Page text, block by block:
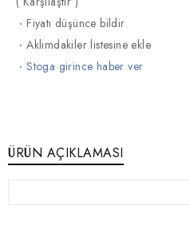
·Fiyatı düşünce bildir
·Aklımdakiler listesine ekle
·Stoga girince haber ver
ÜRÜN AÇIKLAMASI